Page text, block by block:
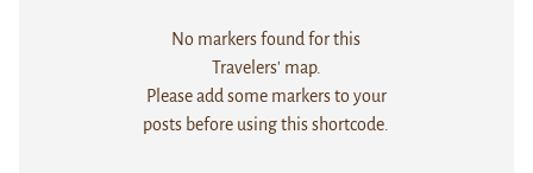
No markers found for this
Travelers' map.
Please add some markers to your
posts before using this shortcode.